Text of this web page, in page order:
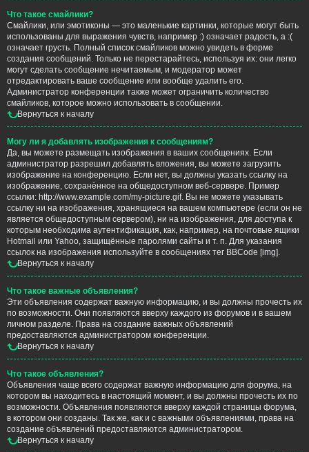
Что такое смайлики?
Смайлики, или эмотиконы — это маленькие картинки, которые могут быть
использованы для выражения чувств, например :) означает радость, а :(
означает грусть. Полный список смайликов можно увидеть в форме
создания сообщений. Только не перестарайтесь, используя их: они легко
могут сделать сообщение нечитаемым, и модератор может
отредактировать ваше сообщение или вообще удалить его.
Администратор конференции также может ограничить количество
смайликов, которое можно использовать в сообщении.
Вернуться к началу
Могу ли я добавлять изображения к сообщениям?
Да, вы можете размещать изображения в ваших сообщениях. Если
администратор разрешил добавлять вложения, вы можете загрузить
изображение на конференцию. Если нет, вы должны указать ссылку на
изображение, сохранённое на общедоступном веб-сервере. Пример
ссылки: http://www.example.com/my-picture.gif. Вы не можете указывать
ссылку ни на изображения, хранящиеся на вашем компьютере (если он не
является общедоступным сервером), ни на изображения, для доступа к
которым необходима аутентификация, как, например, на почтовые ящики
Hotmail или Yahoo, защищённые паролями сайты и т. п. Для указания
ссылок на изображения используйте в сообщениях тег BBCode [img].
Вернуться к началу
Что такое важные объявления?
Эти объявления содержат важную информацию, и вы должны прочесть их
по возможности. Они появляются вверху каждого из форумов и в вашем
личном разделе. Права на создание важных объявлений
предоставляются администратором конференции.
Вернуться к началу
Что такое объявления?
Объявления чаще всего содержат важную информацию для форума, на
котором вы находитесь в настоящий момент, и вы должны прочесть их по
возможности. Объявления появляются вверху каждой страницы форума,
в котором они созданы. Так же, как и с важными объявлениями, права на
создание объявлений предоставляются администратором.
Вернуться к началу